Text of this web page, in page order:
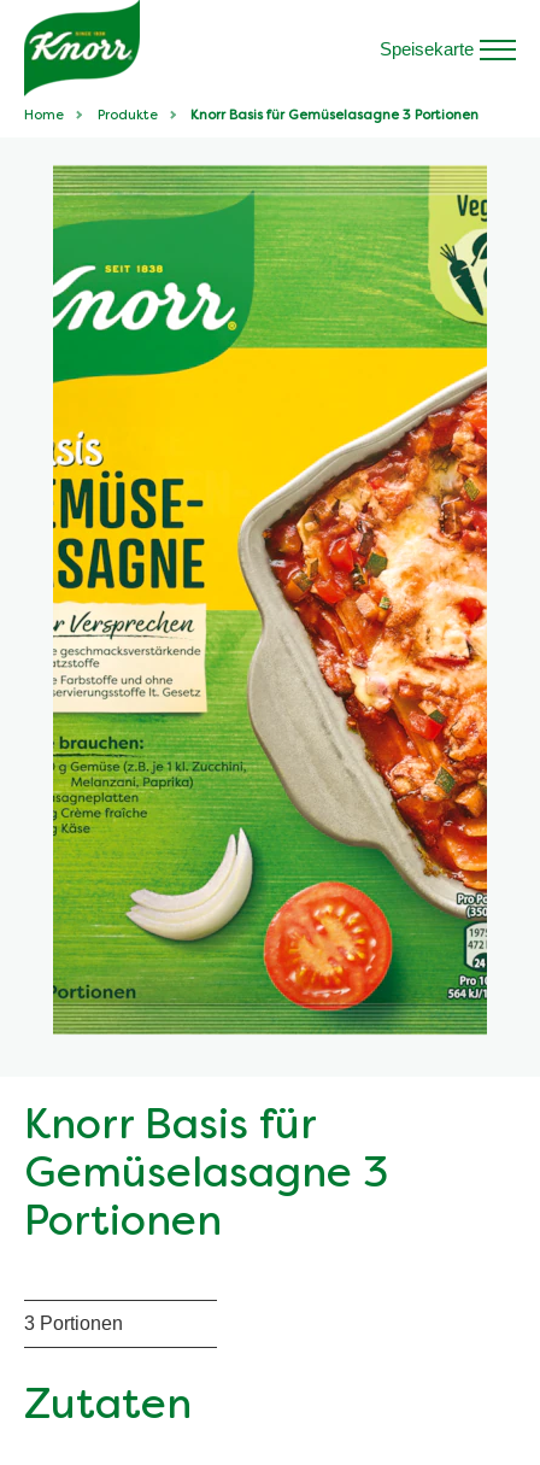
Speisekarte
Home Produkte Knorr Basis für Gemüselasagne 3 Portionen
Knorr Basis für
Gemüselasagne 3
Portionen
3 Portionen
Zutaten